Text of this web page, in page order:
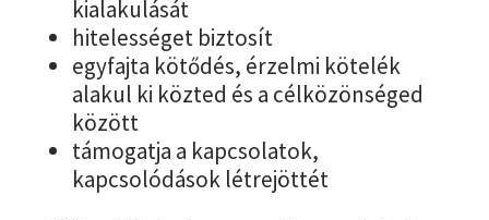
kialakulását
hitelességet biztosít
egyfajta kötődés, érzelmi kötelék
alakul ki közted és a célközönséged
között
támogatja a kapcsolatok,
kapcsolódások létrejöttét